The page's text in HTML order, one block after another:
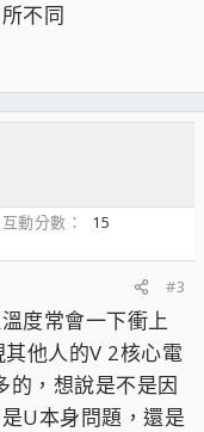
不同
互動分數
15
#3
度常會一下衝上
他人的V 2核心電
的，想說是不是因
U本身問題，還是